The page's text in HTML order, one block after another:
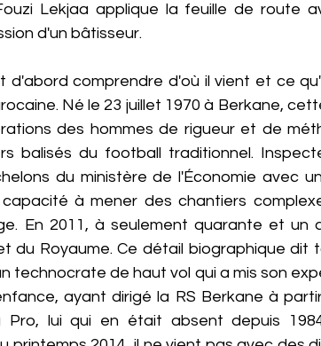
Lekjaa applique la feuille de route
d'un bâtisseur.
d'abord comprendre d'où il vient et ce
Né le 23 juillet 1970 à Berkane,
des hommes de rigueur et de
balisés du football traditionnel.
du ministère de l'Économie avec
capacité à mener des chantiers
En 2011, à seulement quarante et un
du Royaume. Ce détail biographique dit
technocrate de haut vol qui a mis son
ayant dirigé la RS Berkane à
lui qui en était absent depuis